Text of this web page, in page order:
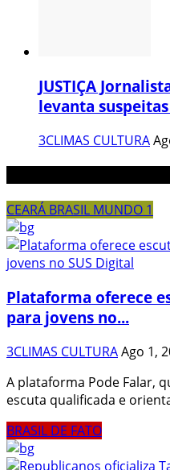
JUSTIÇA
levanta
3CLIMAS CULTURA
CEARÁ BRASIL MUNDO 1
Plataforma oferece
para jovens no...
3CLIMAS CULTURAAgo 1,
A plataforma Pode Falar,
escuta qualificada e
BRASIL DE FATO